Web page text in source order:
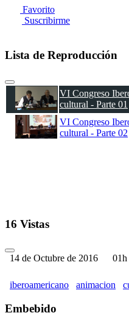
Favorito
Suscribirme
Lista de Reproducción
VI Congreso
cultural - Parte 01
VI Congreso
cultural - Parte 02
16 Vistas
14 de Octubre de 2016
iberoamericano animacion
Embebido